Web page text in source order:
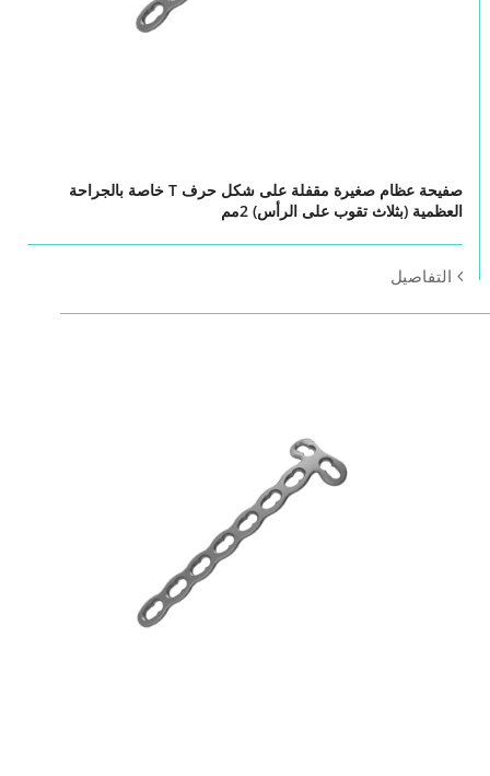
صفيحة عظام صغيرة مقفلة على شكل حرف T خاصة بالجراحة
العظمية (بثلاث تقوب على الرأس) 2مم
التفاصيل